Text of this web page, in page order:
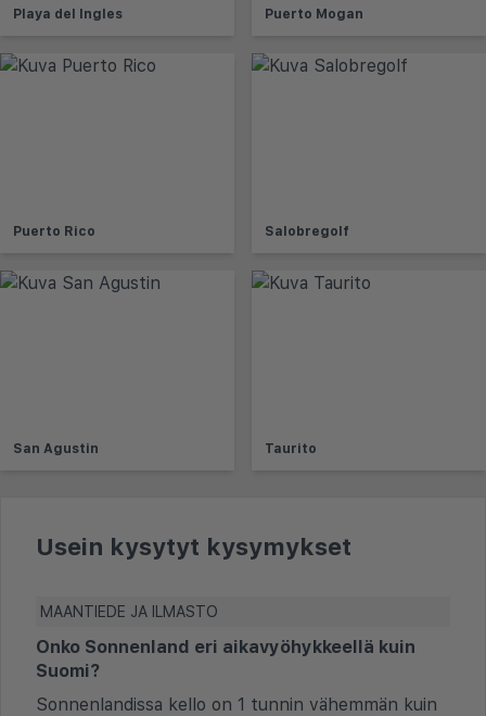
Playa del Ingles Puerto Mogan
Puerto Rico Salobregolf
San Agustin Taurito
Usein kysytyt kysymykset
MAANTIEDE JA ILMASTO
Onko Sonnenland eri aikavyöhykkeellä kuin
Suomi?
Sonnenlandissa kello on 1 tunnin vähemmän kuin